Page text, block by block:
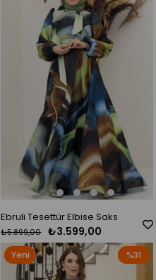
Ebruli Tesettür Elbise Saks
₺3.599,00
₺5.899,00
%31
Yeni
Ürün